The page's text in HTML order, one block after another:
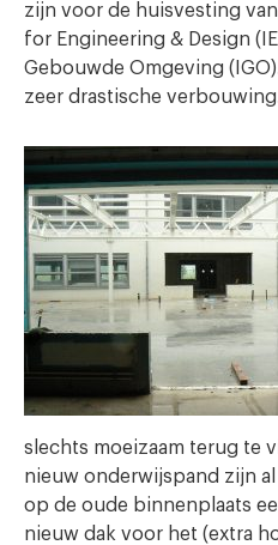
zijn voor de huisvesting
for Engineering & Design
Gebouwde Omgeving
zeer drastische
slechts moeizaam terug te
nieuw onderwijspand zijn
op de oude binnenplaats
nieuw dak voor het (extra